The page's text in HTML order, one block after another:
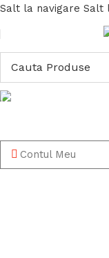
Salt la navigare Salt
Contul Meu